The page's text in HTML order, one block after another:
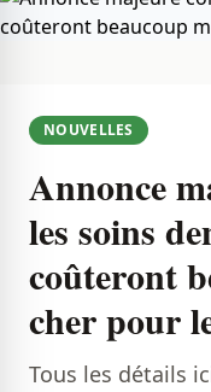
NOUVELLES
Annonce
les soins
coûteront
cher pour
Tous les détails